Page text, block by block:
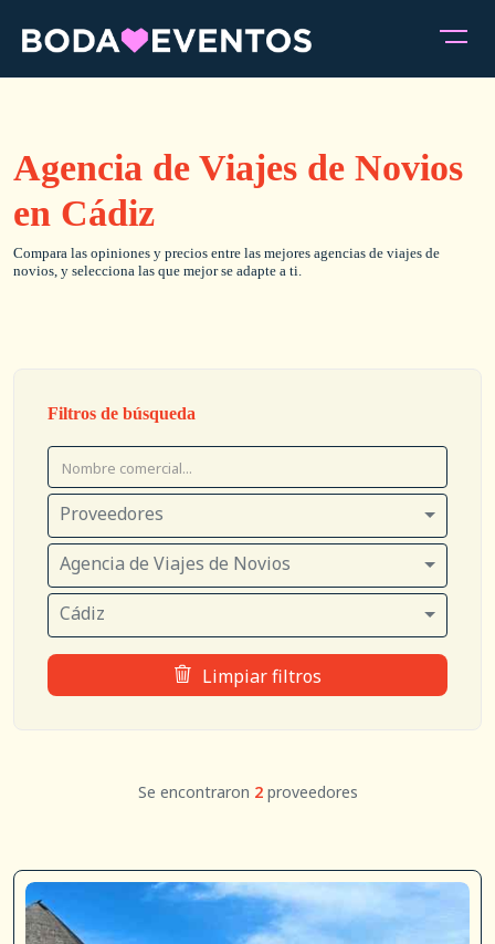
Agencia de Viajes de Novios
en Cádiz
Compara las opiniones y precios entre las mejores agencias de viajes de
novios, y selecciona las que mejor se adapte a ti.
Filtros de búsqueda
Proveedores
Agencia de Viajes de Novios
Cádiz
Limpiar filtros
Se encontraron 2proveedores